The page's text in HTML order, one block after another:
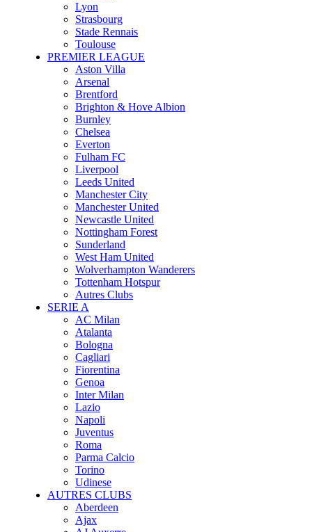
Lyon
Strasbourg
Stade Rennais
Toulouse
PREMIER LEAGUE
Aston Villa
Arsenal
Brentford
Brighton & Hove Albion
Burnley
Chelsea
Everton
Fulham FC
Liverpool
Leeds United
Manchester City
Manchester United
Newcastle United
Nottingham Forest
Sunderland
West Ham United
Wolverhampton Wanderers
Tottenham Hotspur
Autres Clubs
SERIE A
AC Milan
Atalanta
Bologna
Cagliari
Fiorentina
Genoa
Inter Milan
Lazio
Napoli
Juventus
Roma
Parma Calcio
Torino
Udinese
AUTRES CLUBS
Aberdeen
Ajax